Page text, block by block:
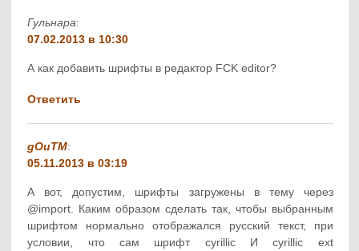
Гульнара:
07.02.2013 в 10:30
А как добавить шрифты в редактор FCK editor?
Ответить
gOuTM:
05.11.2013 в 03:19
А вот, допустим, шрифты загружены в тему через
@import. Каким образом сделать так, чтобы выбранным
шрифтом нормально отображался русский текст, при
условии, что сам шрифт cyrillic И cyrillic ext